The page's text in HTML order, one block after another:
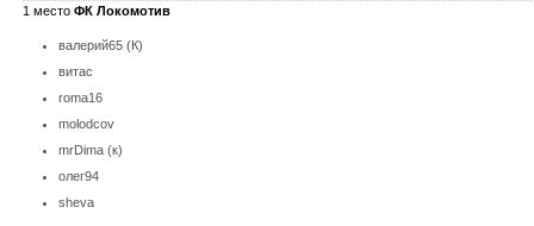
1 место ФК Локомотив
валерий65 (К)
витас
roma16
molodcov
mrDima (к)
олег94
sheva